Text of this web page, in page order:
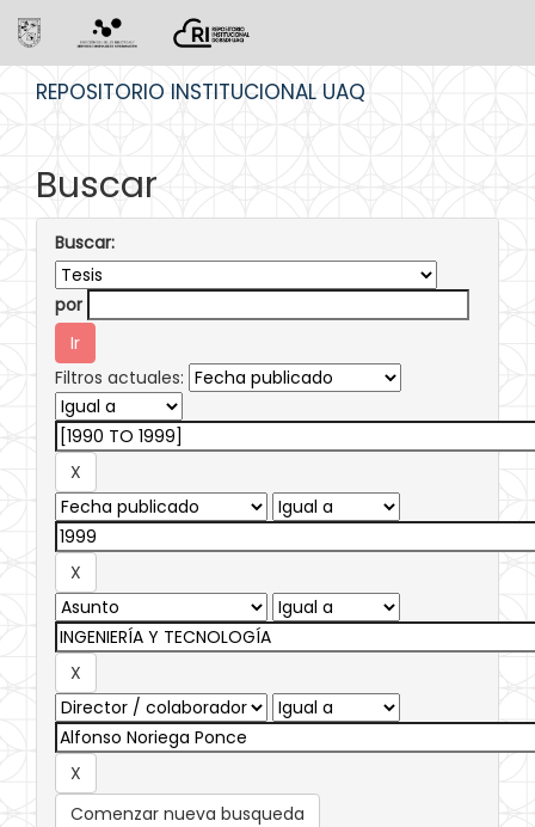
REPOSITORIO INSTITUCIONAL UAQ
Buscar
Buscar:
por
Filtros actuales:
Comenzar nueva busqueda